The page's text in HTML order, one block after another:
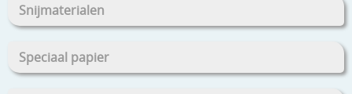
Snijmaterialen
Speciaal papier